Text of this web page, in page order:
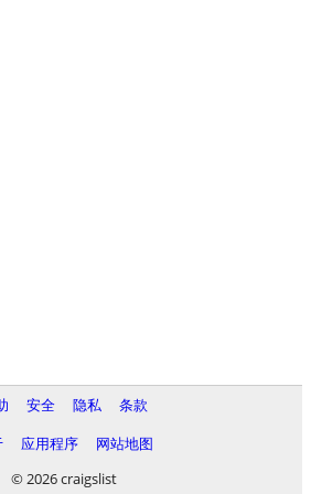
安全 隐私
条款
应用程序
网站地图
© 2026 craigslist